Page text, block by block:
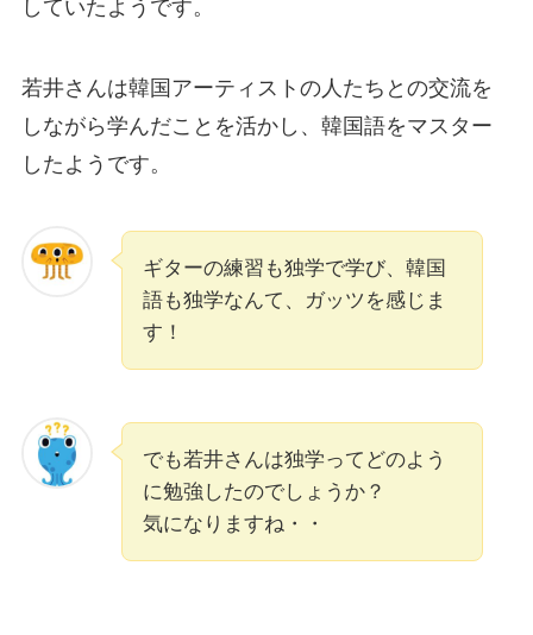
していたようです。
若井さんは韓国アーティストの人たちとの交流を
しながら学んだことを活かし、韓国語をマスター
したようです。
ギターの練習も独学で学び、韓国
語も独学なんて、ガッツを感じま
す！
でも若井さんは独学ってどのよう
に勉強したのでしょうか？
気になりますね・・